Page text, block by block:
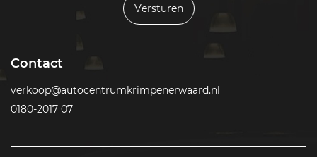
Versturen
Contact
verkoop@autocentrumkrimpenerwaard.nl
0180-2017 07